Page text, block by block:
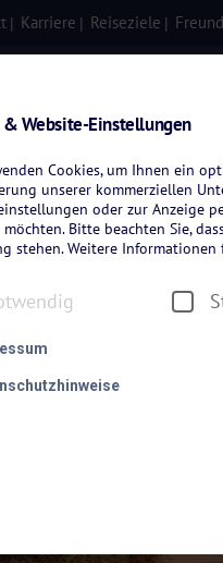
Karriere Reiseziele
& Website-Einstellungen
Cookies, um Ihnen ein
unserer kommerziellen
oder zur Anzeige
möchten. Bitte beachten Sie,
stehen. Weitere
sind für den Betrieb der
um Ihnen unsere Dienste bei